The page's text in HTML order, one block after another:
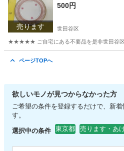
売ります
500円
世田谷区
★★★★★ ご自宅にある不要品を是非世田谷区
ページTOPへ
欲しいモノが見つからなかった方
ご希望の条件を登録するだけで、新
す。
選択中の条件 東京都 売ります・あ